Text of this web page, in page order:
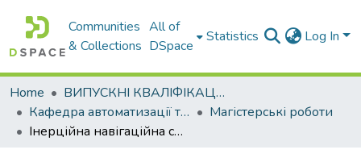
Communities
& Collections
All of
DSpace
Statistics Log In
Home
ВИПУСКНІ КВАЛІФІКАЦІЙНІ РОБОТИ
Кафедра автоматизації та комп’ютерно-інтегрованих технологій
Магістерські роботи
Інерційна навігаційна система для визначення координат наземного об’єкта